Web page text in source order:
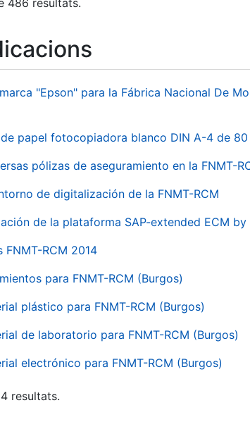
486 resultats.
"Epson" para la Fábrica Nacional De
papel fotocopiadora blanco DIN A-4 de 80
pólizas de aseguramiento en la FNMT-
de digitalización de la FNMT-RCM
de la plataforma SAP-extended ECM by
FNMT-RCM 2014
para FNMT-RCM (Burgos)
plástico para FNMT-RCM (Burgos)
de laboratorio para FNMT-RCM (Burgos)
electrónico para FNMT-RCM (Burgos)
resultats.